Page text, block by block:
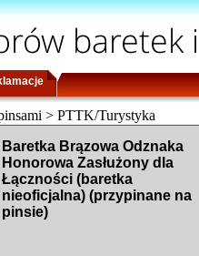
baretek
> PTTK/Turystyka
Baretka Brązowa Odznaka
Honorowa Zasłużony dla
Łączności (baretka
nieoficjalna) (przypinane na
pinsie)